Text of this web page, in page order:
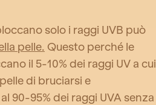
solo i raggi UVB può
pelle. Questo perché le
il 5-10% dei raggi UV a cui
di bruciarsi e
90-95% dei raggi UVA senza